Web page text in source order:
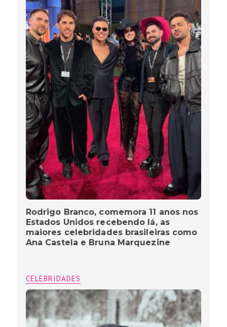
Rodrigo Branco, comemora 11 anos nos
Estados Unidos recebendo lá, as
maiores celebridades brasileiras como
Ana Castela e Bruna Marquezine
CELEBRIDADES